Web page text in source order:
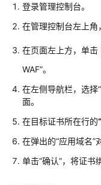
户
指
南
最
佳
践
参
登录管理控制台。
在管理控制台左上角
在页面左上方，单击
WAF”。
在左侧导航栏，选择“
面。
在目标证书所在行的
在弹出的“应用域名”
单击“确认”，将证书